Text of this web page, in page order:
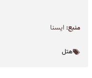
منبع:ايسنا
هتل